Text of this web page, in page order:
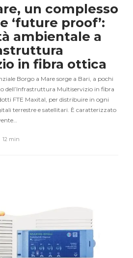
un complesso
‘future proof’:
ambientale a
in fibra ottica
Borgo a Mare sorge a Bari, a pochi
dell’Infrastruttura Multiservizio in fibra
FTE Maxital, per distribuire in ogni
terrestre e satellitari. È caratterizzato
12 min